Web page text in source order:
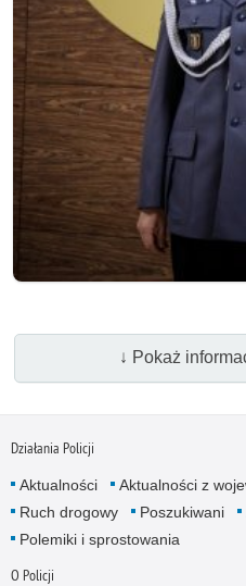
↓ Pokaż
Działania Policji
Aktualności Aktualności z
Ruch drogowy
Poszukiwani
Polemiki i sprostowania
O Policji